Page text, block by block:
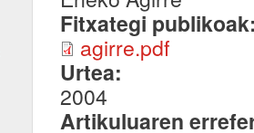
Fitxategi
agirre.pdf
Urtea:
2004
Artikuluaren